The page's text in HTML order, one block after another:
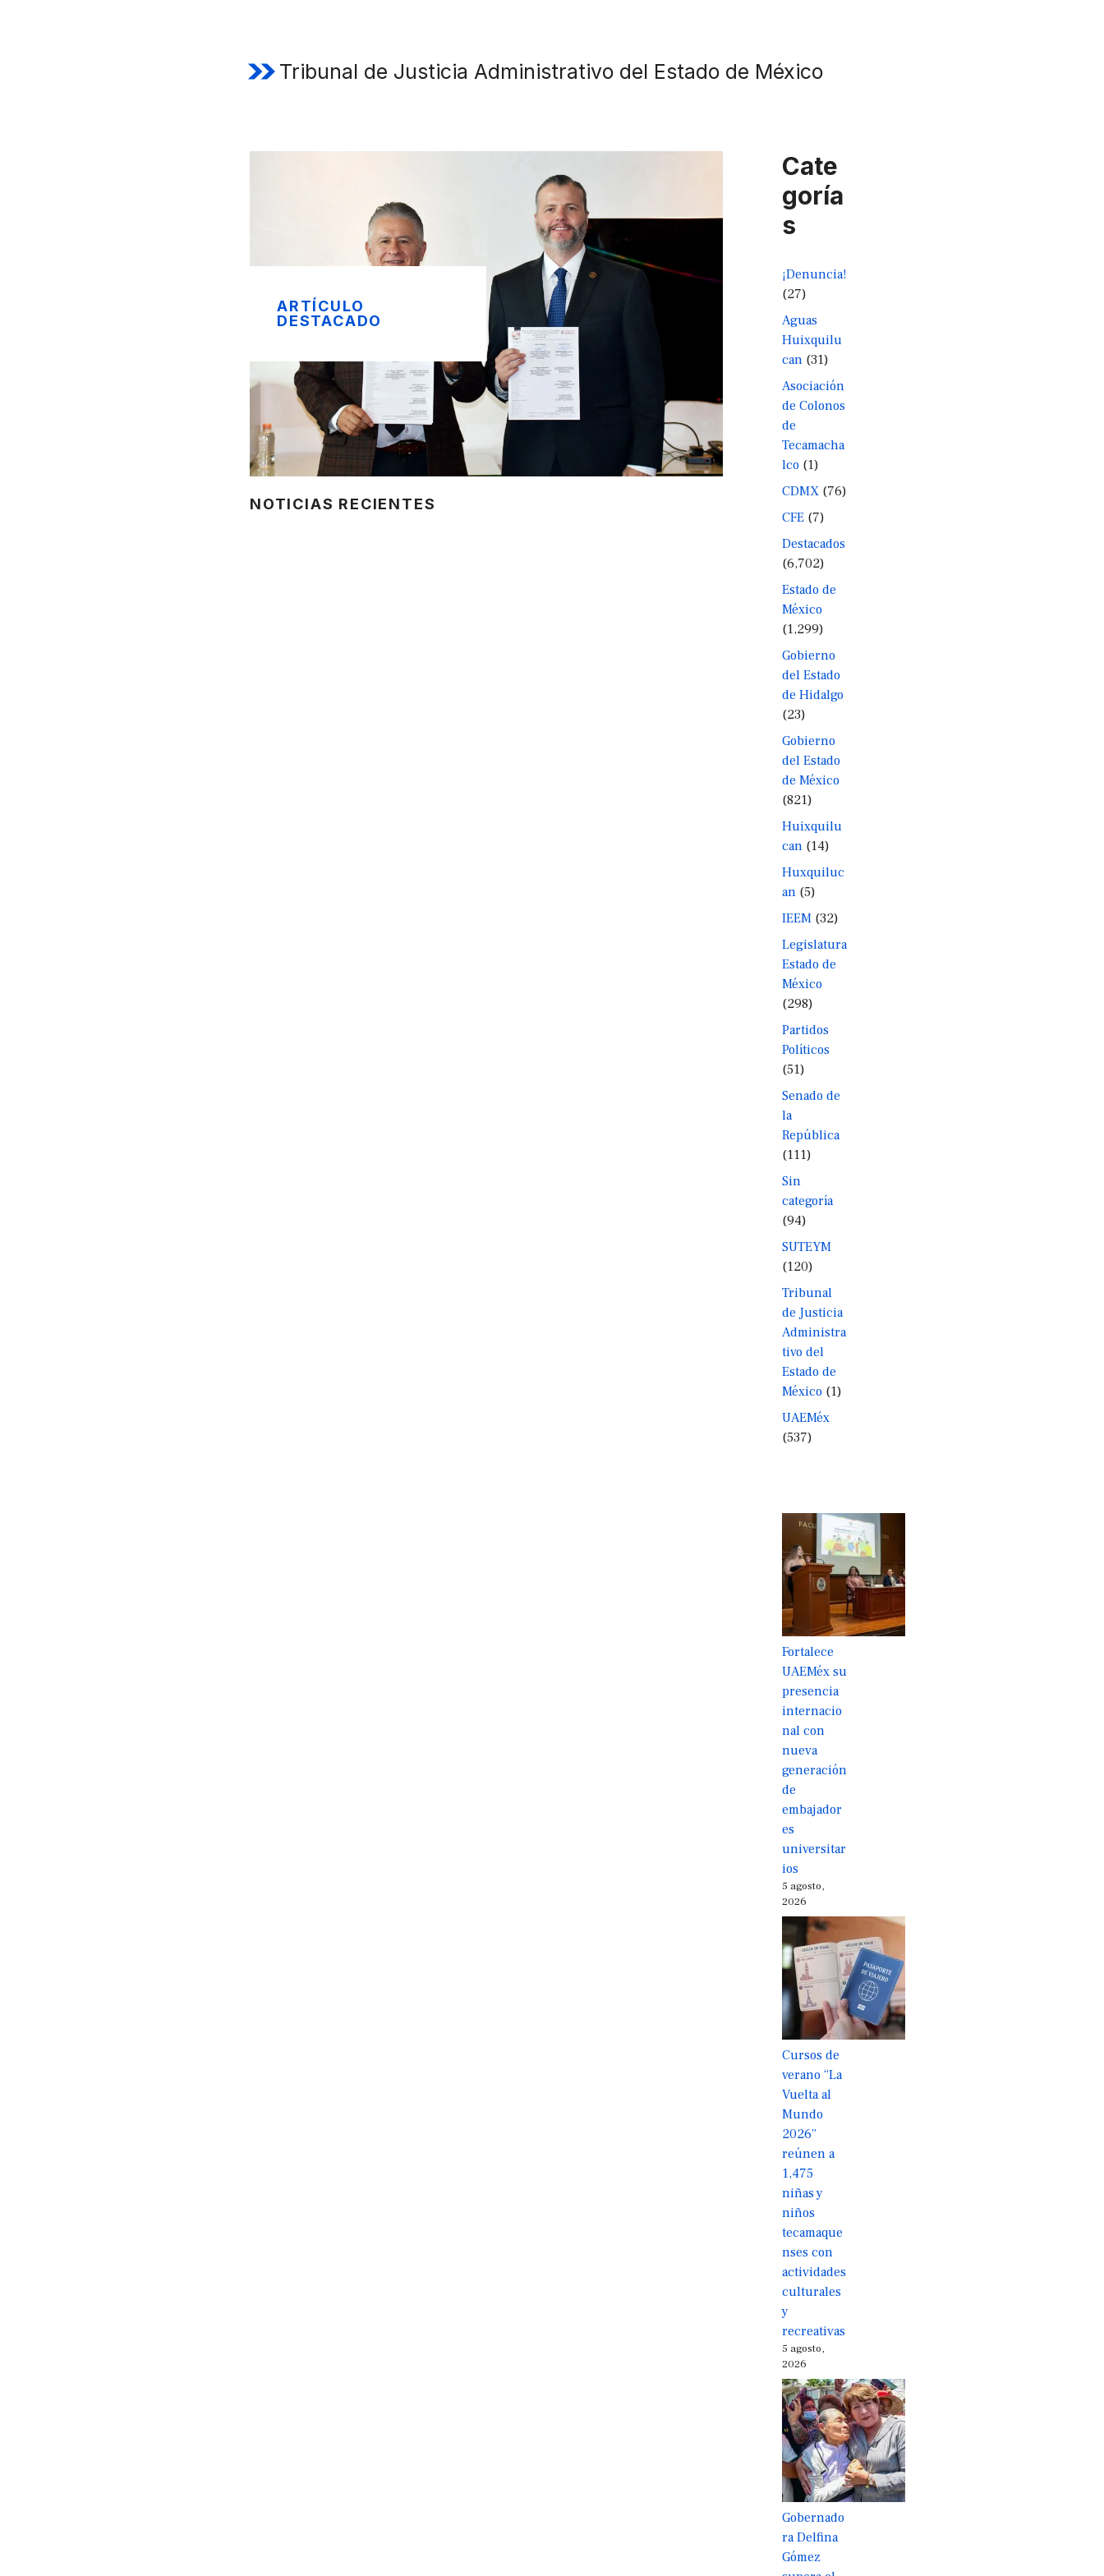
Tribunal de Justicia Administrativo del Estado de México
ARTÍCULO
DESTACADO
NOTICIAS RECIENTES
Cate
goría
s
¡Denuncia!
(27)
Aguas
Huixquilu
can (31)
Asociación
de Colonos
de
Tecamacha
lco (1)
CDMX (76)
CFE (7)
Destacados
(6,702)
Estado de
México
(1,299)
Gobierno
del Estado
de Hidalgo
(23)
Gobierno
del Estado
de México
(821)
Huixquilu
can (14)
Huxquiluc
an (5)
IEEM (32)
Legislatura
Estado de
México
(298)
Partidos
Políticos
(51)
Senado de
la
República
(111)
Sin
categoría
(94)
SUTEYM
(120)
Tribunal
de Justicia
Administra
tivo del
Estado de
México (1)
UAEMéx
(537)
Fortalece
UAEMéx su
presencia
internacio
nal con
nueva
generación
de
embajador
es
universitar
ios
5 agosto,
2026
Cursos de
verano “La
Vuelta al
Mundo
2026”
reúnen a
1,475
niñas y
niños
tecamaque
nses con
actividades
culturales
y
recreativas
5 agosto,
2026
Gobernado
ra Delfina
Gómez